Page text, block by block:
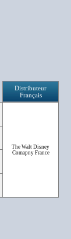
Distributeur
Français
The Walt Disney
Comapny France